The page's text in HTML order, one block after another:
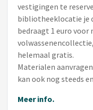
vestigingen te
bibliotheeklocatie je
bedraagt 1 euro voor
helemaal gratis.
Materialen
kan ook nog steeds
Meer info.